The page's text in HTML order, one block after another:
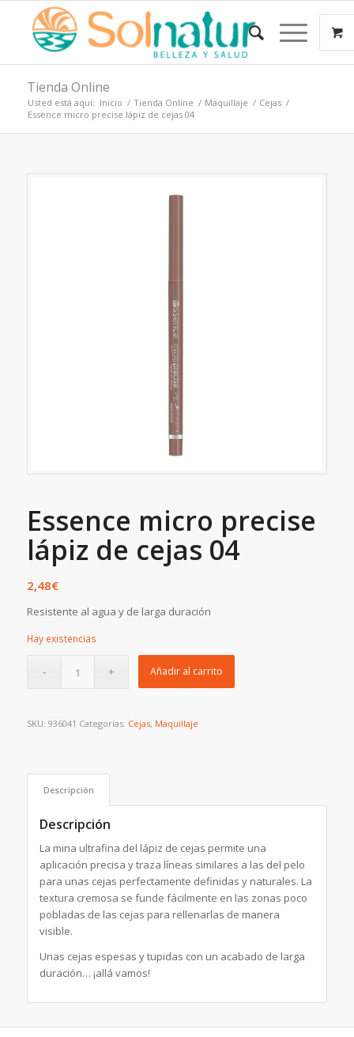
Tienda Online
Usted está aquí: Inicio / Tienda Online / Maquillaje / Cejas /
Essence micro precise lápiz de cejas 04
Essence micro precise
lápiz de cejas 04
2,48€
Resistente al agua y de larga duración
Hay existencias
Añadir al carrito
SKU: 936041 Categorías: Cejas, Maquillaje
Descripción
Descripción
La mina ultrafina del lápiz de cejas permite una
aplicación precisa y traza líneas similares a las del pelo
para unas cejas perfectamente definidas y naturales. La
textura cremosa se funde fácilmente en las zonas poco
pobladas de las cejas para rellenarlas de manera
visible.
Unas cejas espesas y tupidas con un acabado de larga
duración… ¡allá vamos!